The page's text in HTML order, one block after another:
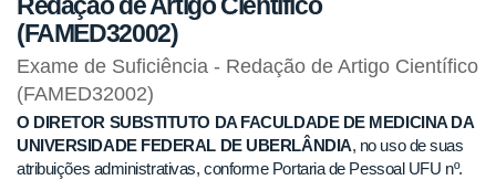
Redação de Artigo Científico
(FAMED32002)
Exame de Suficiência - Redação de Artigo Científico
(FAMED32002)
O DIRETOR SUBSTITUTO DA FACULDADE DE MEDICINA DA
UNIVERSIDADE FEDERAL DE UBERLÂNDIA, no uso de suas
atribuições administrativas, conforme Portaria de Pessoal UFU nº.